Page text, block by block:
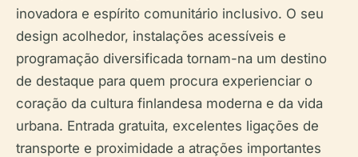
inovadora e espírito comunitário inclusivo. O seu
design acolhedor, instalações acessíveis e
programação diversificada tornam-na um destino
de destaque para quem procura experienciar o
coração da cultura finlandesa moderna e da vida
urbana. Entrada gratuita, excelentes ligações de
transporte e proximidade a atrações importantes